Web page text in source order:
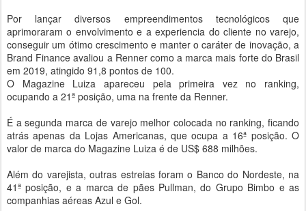
Por lançar diversos empreendimentos tecnológicos que
aprimoraram o envolvimento e a experiencia do cliente no varejo,
conseguir um ótimo crescimento e manter o caráter de inovação, a
Brand Finance avaliou a Renner como a marca mais forte do Brasil
em 2019, atingido 91,8 pontos de 100.
O Magazine Luiza apareceu pela primeira vez no ranking,
ocupando a 21ª posição, uma na frente da Renner.
É a segunda marca de varejo melhor colocada no ranking, ficando
atrás apenas da Lojas Americanas, que ocupa a 16ª posição. O
valor de marca do Magazine Luiza é de US$ 688 milhões.
Além do varejista, outras estreias foram o Banco do Nordeste, na
41ª posição, e a marca de pães Pullman, do Grupo Bimbo e as
companhias aéreas Azul e Gol.